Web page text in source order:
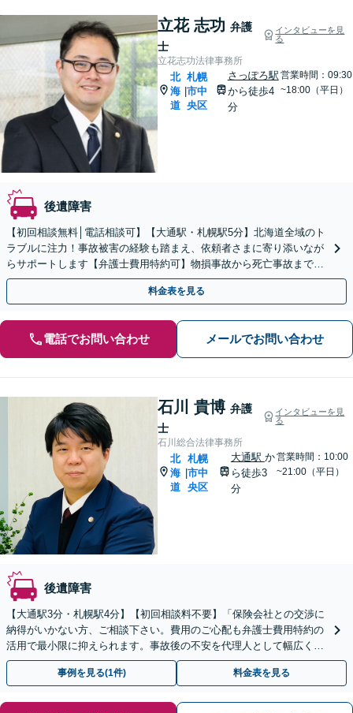
立花 志功 弁護
士
インタビューを見
る
立花志功法律事務所
北
海
道
札幌
市中
央区
さっぽろ駅
から徒歩4
分
営業時間：09:30
~18:00（平日）
後遺障害
【初回相談無料│電話相談可】【大通駅・札幌駅5分】北海道全域のト
ラブルに注力！事故被害の経験も踏まえ、依頼者さまに寄り添いなが
らサポートします【弁護士費用特約可】物損事故から死亡事故までス
ピード対応！後遺障害認定の獲得もお任せください。
料金表を見る
電話でお問い合わせ メールでお問い合わせ
石川 貴博 弁護
士
インタビューを見
る
石川総合法律事務所
北
海
道
|
札幌
市中
央区
大通駅 か
ら徒歩3
分
営業時間：10:00
~21:00（平日）
後遺障害
【大通駅3分・札幌駅4分】【初回相談料不要】「保険会社との交渉に
納得がいかない方、ご相談下さい。費用のご心配も弁護士費用特約の
活用で最小限に抑えられます。事故後の不安を代理人として幅広くカ
バー致します。【休日・夜間対応】【弁護士特約利用可】
事例を見る(1件) 料金表を見る